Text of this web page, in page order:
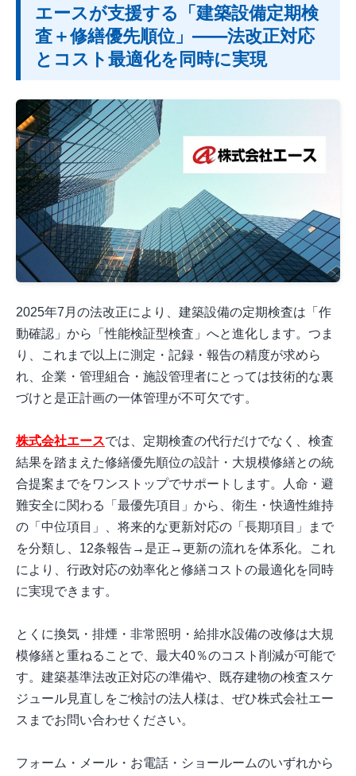
エースが支援する「建築設備定期検
査＋修繕優先順位」――法改正対応
とコスト最適化を同時に実現
2025年7月の法改正により、建築設備の定期検査は「作
動確認」から「性能検証型検査」へと進化します。つま
り、これまで以上に測定・記録・報告の精度が求めら
れ、企業・管理組合・施設管理者にとっては技術的な裏
づけと是正計画の一体管理が不可欠です。
株式会社エースでは、定期検査の代行だけでなく、検査
結果を踏まえた修繕優先順位の設計・大規模修繕との統
合提案までをワンストップでサポートします。人命・避
難安全に関わる「最優先項目」から、衛生・快適性維持
の「中位項目」、将来的な更新対応の「長期項目」まで
を分類し、12条報告→是正→更新の流れを体系化。これ
により、行政対応の効率化と修繕コストの最適化を同時
に実現できます。
とくに換気・排煙・非常照明・給排水設備の改修は大規
模修繕と重ねることで、最大40％のコスト削減が可能で
す。建築基準法改正対応の準備や、既存建物の検査スケ
ジュール見直しをご検討の法人様は、ぜひ株式会社エー
スまでお問い合わせください。
フォーム・メール・お電話・ショールームのいずれから